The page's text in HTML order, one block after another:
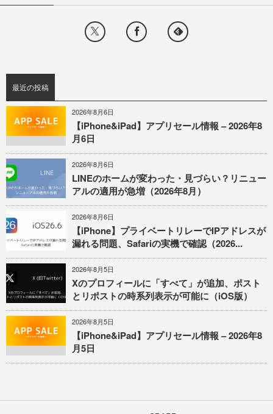
最近の投稿
2026年8月6日
【iPhone&iPad】アプリセール情報 – 2026年8
月6日
2026年8月6日
LINEのホームが変わった・見づらい？リニュー
アルの適用が急増（2026年8月）
2026年8月6日
【iPhone】プライベートリレーでIPアドレスが
漏れる問題、Safariの実機で確認（2026...
2026年8月5日
Xのプロフィールに「すべて」が追加、ポスト
とリポストの時系列表示が可能に（iOS版）
2026年8月5日
【iPhone&iPad】アプリセール情報 – 2026年8
月5日